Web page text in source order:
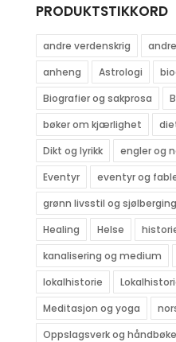
PRODUKTSTIKKORD
andre verdenskrig
anheng
Astrologi
Biografier og sakprosa
bøker om kjærlighet
Dikt og lyrikk
engler og
Eventyr
eventyr og
grønn livsstil og sjølberging
Healing
Helse
kanalisering og medium
lokalhistorie
Meditasjon og yoga
Oppslagsverk og